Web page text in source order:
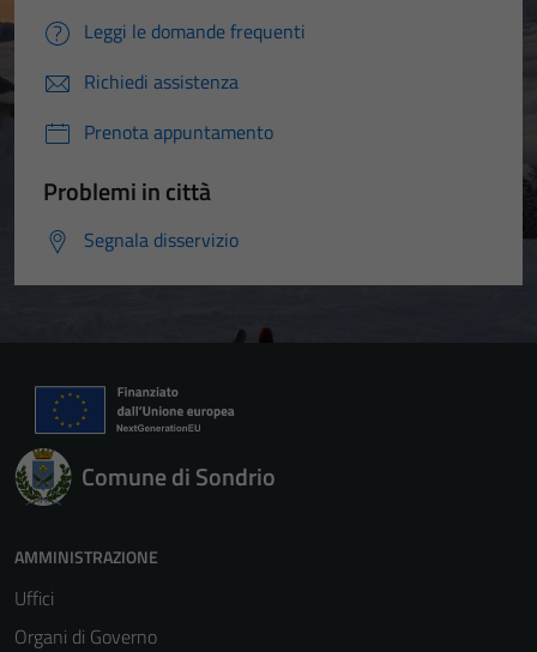
Leggi le domande frequenti
Richiedi assistenza
Prenota appuntamento
Problemi in città
Segnala disservizio
Comune di Sondrio
AMMINISTRAZIONE
Uffici
Organi di Governo